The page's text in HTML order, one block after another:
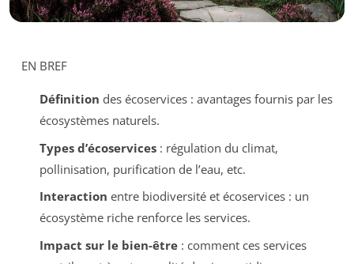
EN BREF
Définition des écoservices : avantages fournis par les
écosystèmes naturels.
Types d’écoservices: régulation du climat,
pollinisation, purification de l’eau, etc.
Interaction entre biodiversité et écoservices : un
écosystème riche renforce les services.
Impact sur le bien-être: comment ces services